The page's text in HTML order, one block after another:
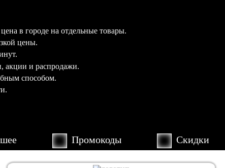
в городе на отдельные товары.
цены.
акции и распродажи.
способом.
Промокоды